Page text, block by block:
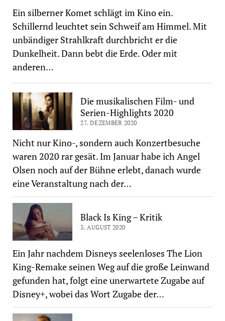
Ein silberner Komet schlägt im Kino ein.
Schillernd leuchtet sein Schweif am Himmel. Mit
unbändiger Strahlkraft durchbricht er die
Dunkelheit. Dann bebt die Erde. Oder mit
anderen…
Die musikalischen Film- und
Serien-Highlights 2020
27. DEZEMBER 2020
Nicht nur Kino-, sondern auch Konzertbesuche
waren 2020 rar gesät. Im Januar habe ich Angel
Olsen noch auf der Bühne erlebt, danach wurde
eine Veranstaltung nach der…
Black Is King – Kritik
3. AUGUST 2020
Ein Jahr nachdem Disneys seelenloses The Lion
King-Remake seinen Weg auf die große Leinwand
gefunden hat, folgt eine unerwartete Zugabe auf
Disney+, wobei das Wort Zugabe der…